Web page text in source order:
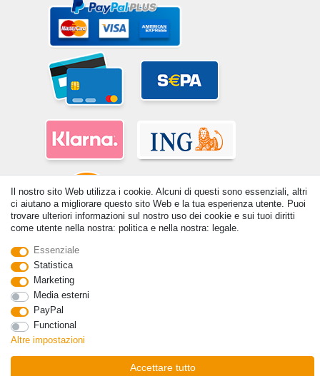
Il nostro sito Web utilizza i cookie. Alcuni di questi sono essenziali, altri
ci aiutano a migliorare questo sito Web e la tua esperienza utente. Puoi
trovare ulteriori informazioni sul nostro uso dei cookie e sui tuoi diritti
come utente nella nostra: politica e nella nostra: legale.
Essenziale
Statistica
Marketing
Media esterni
PayPal
Functional
Altre impostazioni
Accettare tutto
© Copyright 2026 | Tutti i diritti riservati. - Tutti i diritti riservati. Prezzi
incl. 19% di imposta sul valore aggiunto | prezzi base vedi dettaglio
articolo | *Si applica alle consegne in Italia!
Withdraw from contract here